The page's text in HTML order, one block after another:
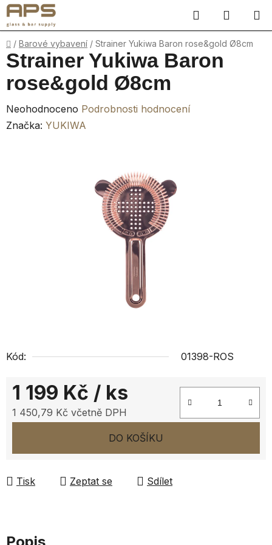
Přejít
na
obsah
Hledat
KOŠÍK
Domů
/ Barové vybavení / Strainer Yukiwa Baron rose&gold Ø8cm
Kód: 01398-ROS
1 199 Kč / ks
1 450,79 Kč včetně DPH
DO KOŠÍKU
Tisk Zeptat se Sdílet
Strainer Yukiwa Baron
rose&gold Ø8cm
Průměrné
hodnocení
Neohodnoceno Podrobnosti hodnocení
Značka: YUKIWA
Popis